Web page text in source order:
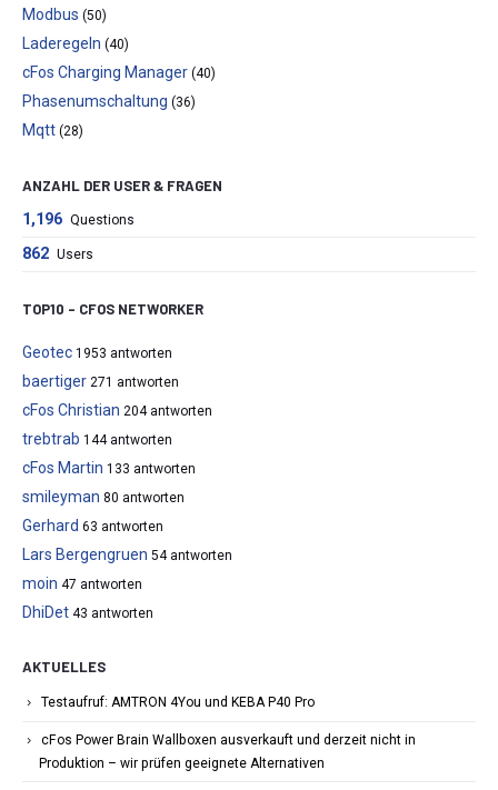
Modbus (50)
Laderegeln (40)
cFos Charging Manager (40)
Phasenumschaltung (36)
Mqtt (28)
ANZAHL DER USER & FRAGEN
1,196 Questions
862 Users
TOP10 – CFOS NETWORKER
Geotec 1953 antworten
baertiger 271 antworten
cFos Christian 204 antworten
trebtrab 144 antworten
cFos Martin 133 antworten
smileyman 80 antworten
Gerhard 63 antworten
Lars Bergengruen 54 antworten
moin 47 antworten
DhiDet 43 antworten
AKTUELLES
Testaufruf: AMTRON 4You und KEBA P40 Pro
cFos Power Brain Wallboxen ausverkauft und derzeit nicht in
Produktion – wir prüfen geeignete Alternativen